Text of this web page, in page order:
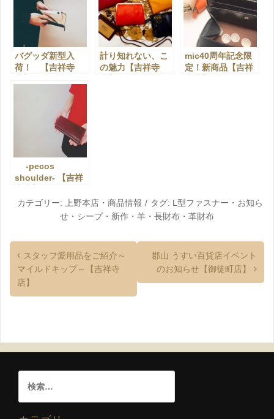
バグッダ新型入
荷！ 【吉祥寺
計り知れない、こ
の魅力【吉祥寺
mic40周年記念限
定！新商品【吉祥
-pecos
shoulder- 【吉祥
カテゴリー: 上野本店 ・ 商品情報 タグ: L型ファスナー ・ お知ら
せ ・ シープ・ 新作 ・ 羊 ・ 長財布 ・ 革財布
スタッフ愛用品をご紹介～
マイルドキップ～【吉祥寺
店】
郡山 うすい百貨店イベント
のお知らせ【御徒町店】